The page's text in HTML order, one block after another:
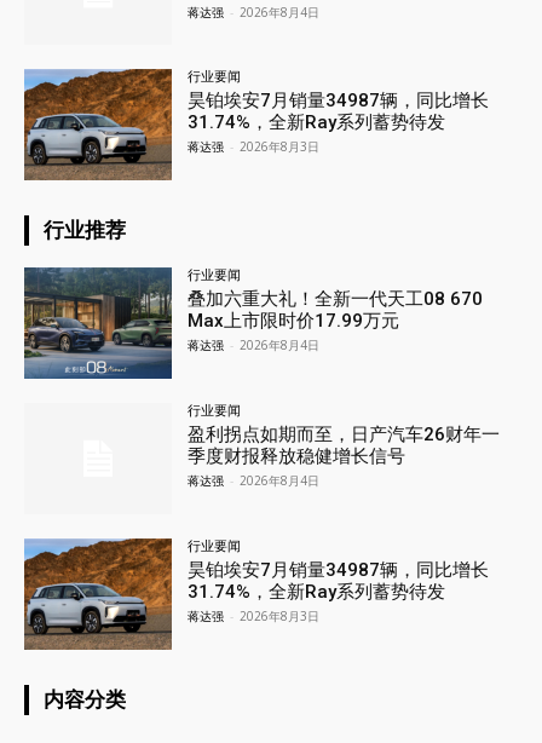
蒋达强 - 2026年8月4日
行业要闻
昊铂埃安7月销量34987辆，同比增长
31.74%，全新Ray系列蓄势待发
蒋达强 - 2026年8月3日
行业推荐
行业要闻
叠加六重大礼！全新一代天工08 670
Max上市限时价17.99万元
蒋达强 - 2026年8月4日
行业要闻
盈利拐点如期而至，日产汽车26财年一
季度财报释放稳健增长信号
蒋达强 - 2026年8月4日
行业要闻
昊铂埃安7月销量34987辆，同比增长
31.74%，全新Ray系列蓄势待发
蒋达强 - 2026年8月3日
内容分类